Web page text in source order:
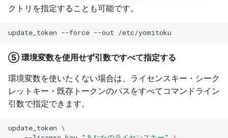
クトリを指定することも可能です。
update_token --force --out
⑤ 環境変数を使用せず引数ですべて指定する
環境変数を使いたくない場合は、ライセンスキー・シーク
レットキー・既存トークンのパスをすべてコマンドライン
引数で指定できます。
update_token \